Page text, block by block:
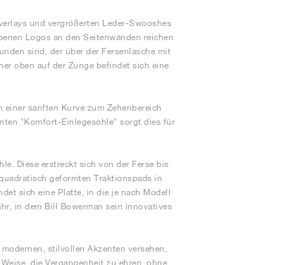
und vergrößerten Leder-Swooshes
Logos an den Seitenwänden reichen
sind, der über der Fersenlasche mit
oben auf der Zunge befindet sich eine
sanften Kurve zum Zehenbereich
"Komfort-Einlegesohle" sorgt dies für
Diese erstreckt sich von der Ferse bis
geformten Traktionspads in
sich eine Platte, in die je nach Modell
in dem Bill Bowerman sein innovatives
stilvollen Akzenten versehen,
die Vergangenheit zu ehren, ohne